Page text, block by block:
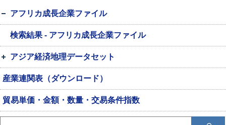
アフリカ成長企業ファイル
検索結果 - アフリカ成長企業ファイル
アジア経済地理データセット
産業連関表（ダウンロード）
貿易単価・金額・数量・交易条件指数